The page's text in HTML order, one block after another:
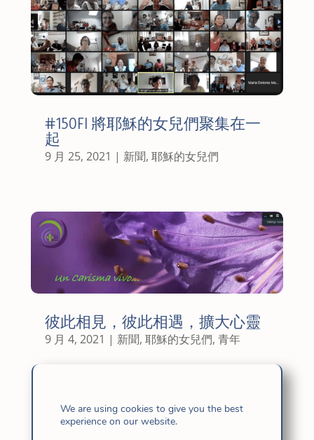
#150FI 將耶穌的女兒們聚集在一
起
9 月 25, 2021 | 新聞, 耶穌的女兒們
彼此相見，彼此相遇，擴大心靈
9 月 4, 2021 | 新聞, 耶穌的女兒們, 青年
第 3 次 EIL：第 5 天
We are using cookies to give you the best
experience on our website.